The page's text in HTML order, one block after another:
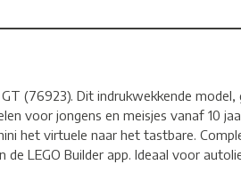
(76923). Dit indrukwekkende
voor jongens en meisjes vanaf 10
het virtuele naar het tastbare.
LEGO Builder app. Ideaal voor